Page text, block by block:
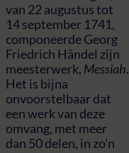
van 22 augustus tot
14 september 1741,
componeerde Georg
Friedrich Händel zijn
meesterwerk, Messiah.
Het is bijna
onvoorstelbaar dat
een werk van deze
omvang, met meer
dan 50 delen, in zo’n